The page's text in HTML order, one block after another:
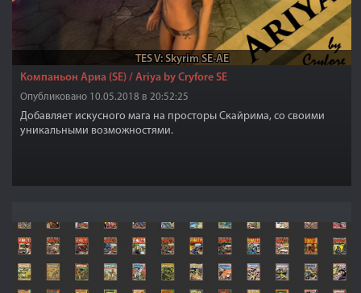
TES V: Skyrim SE-AE
Компаньон Ариа (SE) / Ariya by Cryfore SE
Опубликовано 10.05.2018 в 20:52:25
Добавляет искусного мага на просторы Скайрима, со своими
уникальными возможностями.